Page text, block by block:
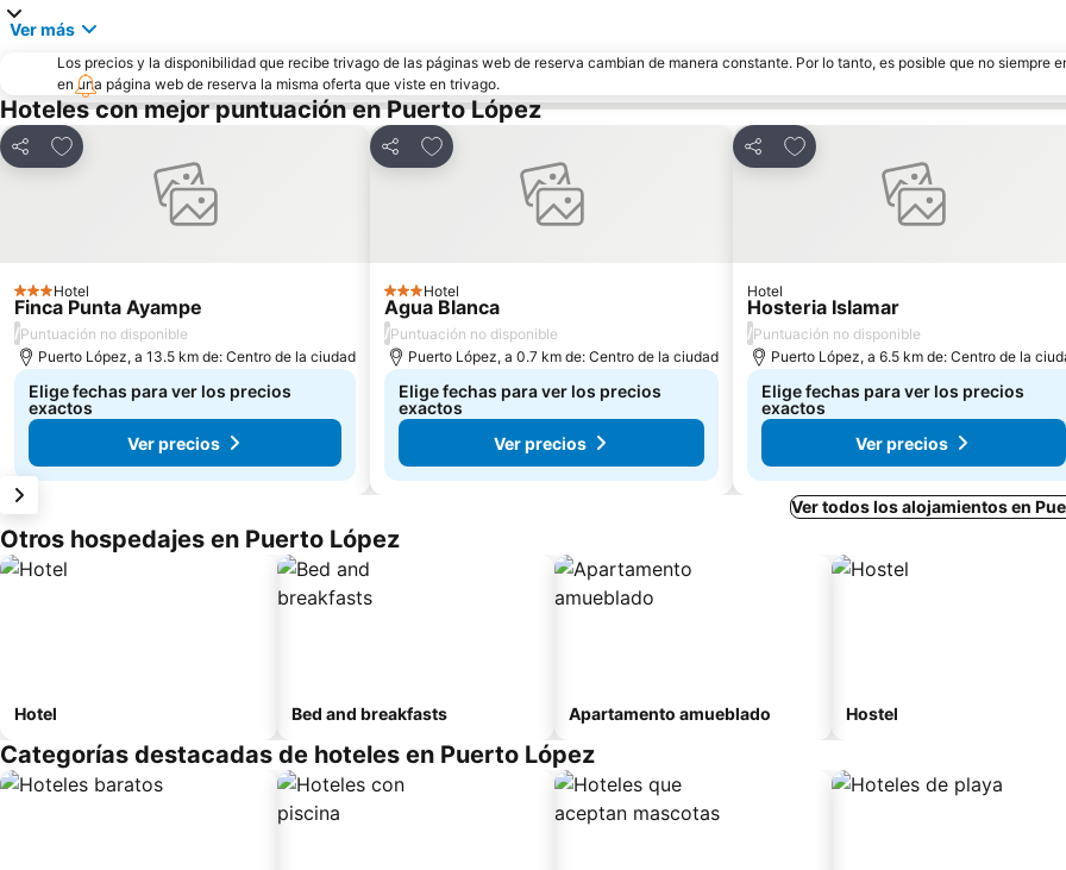
Ver más
Los precios y la disponibilidad que recibe trivago de las páginas web de reserva cambian de manera constante. Por lo tanto, es posible que no siempre
en una página web de reserva la misma oferta que viste en trivago.
Hoteles con mejor puntuación en Puerto López
Compartir
Agregar a favoritos
3 Estrellas
Hotel
Finca Punta Ayampe
/Puntuación no disponible
Puerto López, a 13.5 km de: Centro de la ciudad
Elige fechas para ver los precios
exactos
Ver precios
Compartir
Agregar a favoritos
3 Estrellas
Hotel
Agua Blanca
/Puntuación no disponible
Puerto López, a 0.7 km de: Centro de la ciudad
Elige fechas para ver los precios
exactos
Ver precios
Compartir
Agregar a favoritos
Hotel
Hosteria Islamar
/Puntuación no disponible
Puerto López, a 6.5 km de: Centro de la
Elige fechas para ver los precios
exactos
Ver precios
Ver todos los alojamientos en
Otros hospedajes en Puerto López
Hotel Bed and breakfasts Apartamento amueblado Hostel
Categorías destacadas de hoteles en Puerto López